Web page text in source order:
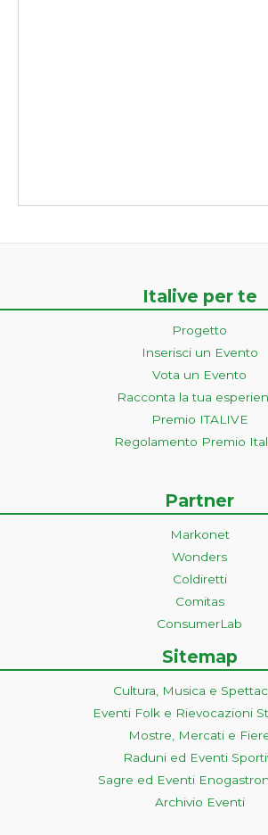
Italive per te
Progetto
Inserisci un Evento
Vota un Evento
Racconta la tua
Premio ITALIVE
Regolamento Premio
Partner
Markonet
Wonders
Coldiretti
Comitas
ConsumerLab
Sitemap
Cultura, Musica e
Eventi Folk e Rievocazioni
Mostre, Mercati e
Raduni ed Eventi
Sagre ed Eventi
Archivio Eventi